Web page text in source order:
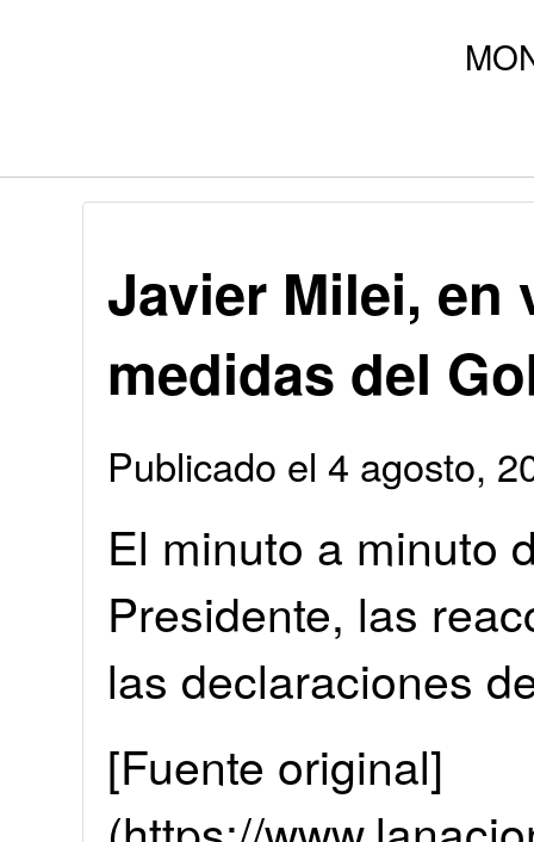
Javier Milei,
medidas del
Publicado el 4 agosto,
El minuto a minuto
Presidente, las
las declaraciones
[Fuente original]